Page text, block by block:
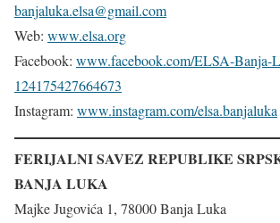
banjaluka.elsa@gmail.com
Web: www.elsa.org
Facebook: www.facebook.com/ELSA-Banja-
124175427664673
Instagram: www.instagram.com/elsa.banjaluka
FERIJALNI SAVEZ REPUBLIKE
BANJA LUKA
Majke Jugovića 1, 78000 Banja Luka